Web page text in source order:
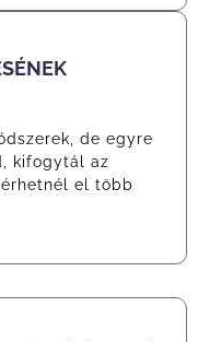
de egyre
kifogytál az
el több